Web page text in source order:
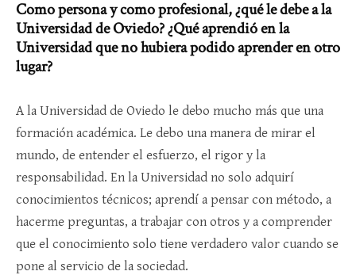
Como persona y como profesional, ¿qué le debe a la
Universidad de Oviedo? ¿Qué aprendió en la
Universidad que no hubiera podido aprender en otro
lugar?
A la Universidad de Oviedo le debo mucho más que una
formación académica. Le debo una manera de mirar el
mundo, de entender el esfuerzo, el rigor y la
responsabilidad. En la Universidad no solo adquirí
conocimientos técnicos; aprendí a pensar con método, a
hacerme preguntas, a trabajar con otros y a comprender
que el conocimiento solo tiene verdadero valor cuando se
pone al servicio de la sociedad.